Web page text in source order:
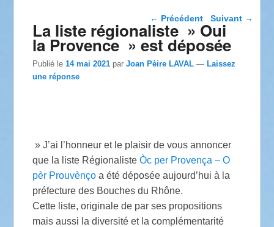
Navigation dans les
articles
← Précédent Suivant →
La liste régionaliste » Oui
la Provence » est déposée
Publié le14 mai 2021 parJoan Pèire LAVAL —Laissez
une réponse
» J’ai l’honneur et le plaisir de vous annoncer
que la liste RégionalisteÒc per Provença – O
pèr Prouvènço a été déposée aujourd’hui à la
préfecture des Bouches du Rhône.
Cette liste, originale de par ses propositions
mais aussi la diversité et la complémentarité